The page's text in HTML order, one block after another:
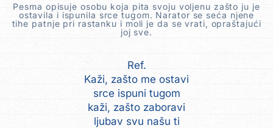
Pesma opisuje osobu koja pita svoju voljenu zašto ju je
ostavila i ispunila srce tugom. Narator se seća njene
tihe patnje pri rastanku i moli je da se vrati, opraštajući
joj sve.
Ref.
Kaži, zašto me ostavi
srce ispuni tugom
kaži, zašto zaboravi
ljubav svu našu ti